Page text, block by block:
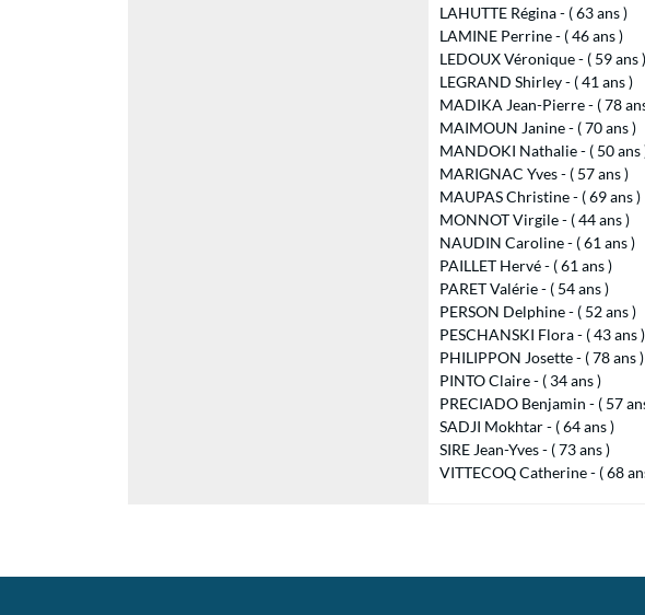
LAHUTTE Régina - ( 63 ans )
LAMINE Perrine - ( 46 ans )
LEDOUX Véronique - ( 59 ans )
LEGRAND Shirley - ( 41 ans )
MADIKA Jean-Pierre - ( 78
MAIMOUN Janine - ( 70 ans )
MANDOKI Nathalie - ( 50 ans
MARIGNAC Yves - ( 57 ans )
MAUPAS Christine - ( 69 ans )
MONNOT Virgile - ( 44 ans )
NAUDIN Caroline - ( 61 ans )
PAILLET Hervé - ( 61 ans )
PARET Valérie - ( 54 ans )
PERSON Delphine - ( 52 ans )
PESCHANSKI Flora - ( 43 ans )
PHILIPPON Josette - ( 78 ans )
PINTO Claire - ( 34 ans )
PRECIADO Benjamin - ( 57
SADJI Mokhtar - ( 64 ans )
SIRE Jean-Yves - ( 73 ans )
VITTECOQ Catherine - ( 68